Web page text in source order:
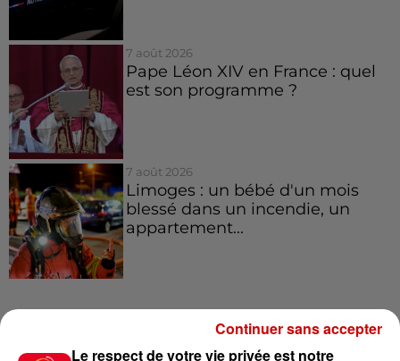
7 août 2026
Pape Léon XIV en France : quel
est son programme ?
7 août 2026
Limoges : un bébé d'un mois
blessé dans un incendie, un
appartement...
Voir plus
Le respect de votre vie privée est notre
Continuer sans accepter